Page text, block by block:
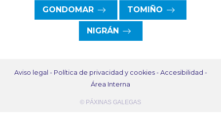
GONDOMAR TOMIÑO
NIGRÁN
Aviso legal - Política de privacidad y cookies- Accesibilidad -
Área Interna
© PÁXINAS GALEGAS